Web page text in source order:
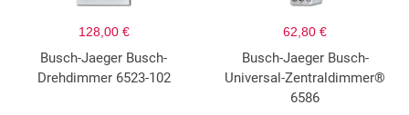
128,00 €
Busch-Jaeger Busch-
Drehdimmer 6523-102
62,80 €
Busch-Jaeger Busch-
Universal-Zentraldimmer®
6586